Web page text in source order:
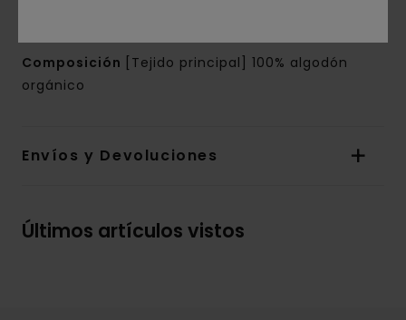
Composición
[Tejido principal] 100% algodón
orgánico
Envíos y Devoluciones
Últimos artículos vistos